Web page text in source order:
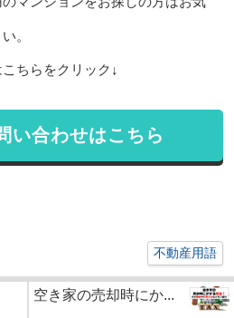
。
ちらをクリック↓
い合わせはこちら
不動産用語
空き家の売却時にか...